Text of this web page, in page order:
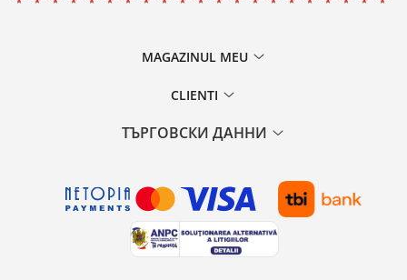
MAGAZINUL MEU
CLIENTI
ТЪРГОВСКИ ДАННИ